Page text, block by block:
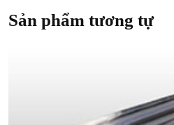
Sản phẩm tương tự